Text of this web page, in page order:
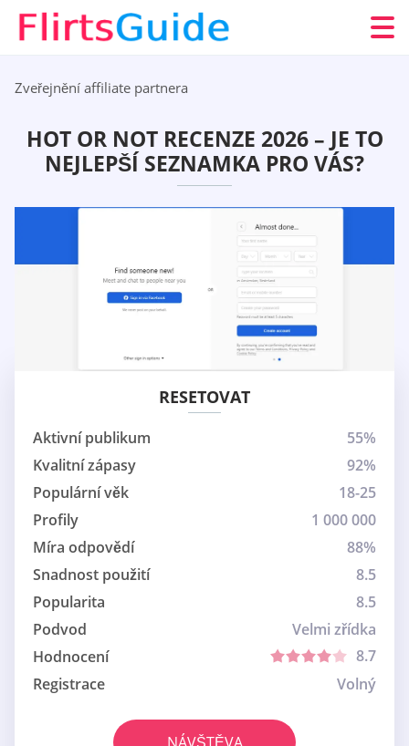
Zveřejnění affiliate partnera
HOT OR NOT RECENZE 2026 – JE TO
NEJLEPŠÍ SEZNAMKA PRO VÁS?
RESETOVAT
Aktivní publikum
55%
Kvalitní zápasy
92%
Populární věk
18-25
Profily
1 000 000
Míra odpovědí
88%
Snadnost použití
8.5
Popularita
8.5
Podvod
Velmi zřídka
Hodnocení
8.7
Registrace
Volný